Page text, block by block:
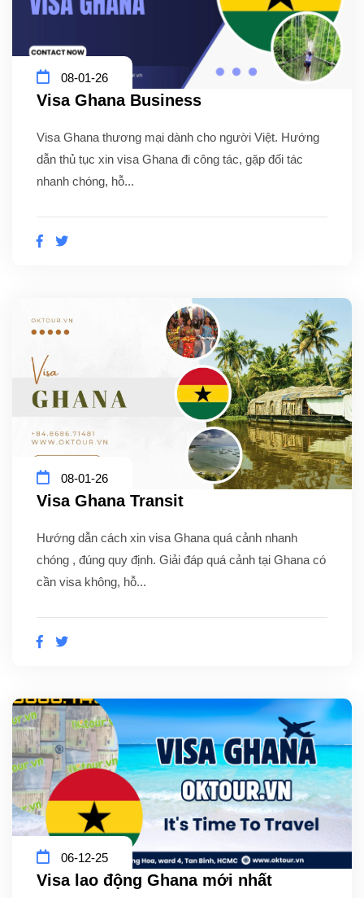
08-01-26
Visa Ghana Business
Visa Ghana thương mại dành cho người Việt. Hướng
dẫn thủ tục xin visa Ghana đi công tác, gặp đối tác
nhanh chóng, hỗ...
08-01-26
Visa Ghana Transit
Hướng dẫn cách xin visa Ghana quá cảnh nhanh
chóng , đúng quy định. Giải đáp quá cảnh tại Ghana có
cần visa không, hỗ...
06-12-25
Visa lao động Ghana mới nhất